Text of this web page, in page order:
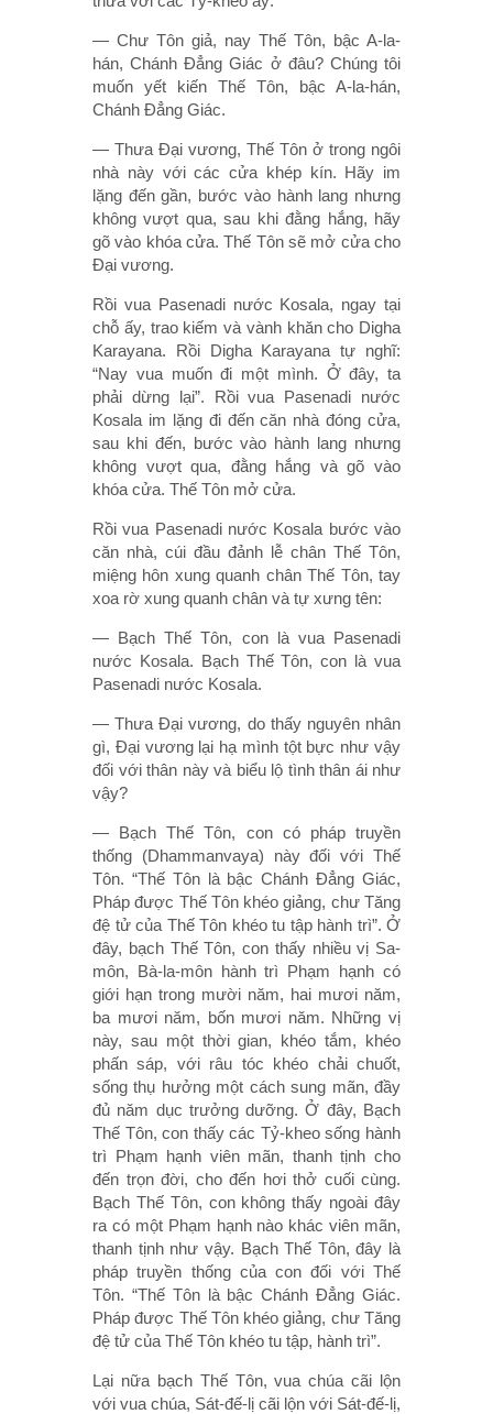
— Chư Tôn giả, nay Thế Tôn, bậc A-la-
hán, Chánh Ðẳng Giác ở đâu? Chúng tôi
muốn yết kiến Thế Tôn, bậc A-la-hán,
Chánh Ðẳng Giác.
— Thưa Ðại vương, Thế Tôn ở trong ngôi
nhà này với các cửa khép kín. Hãy im
lặng đến gần, bước vào hành lang nhưng
không vượt qua, sau khi đằng hắng, hãy
gõ vào khóa cửa. Thế Tôn sẽ mở cửa cho
Ðại vương.
Rồi vua Pasenadi nước Kosala, ngay tại
chỗ ấy, trao kiếm và vành khăn cho Digha
Karayana. Rồi Digha Karayana tự nghĩ:
“Nay vua muốn đi một mình. Ở đây, ta
phải dừng lại”. Rồi vua Pasenadi nước
Kosala im lặng đi đến căn nhà đóng cửa,
sau khi đến, bước vào hành lang nhưng
không vượt qua, đằng hắng và gõ vào
khóa cửa. Thế Tôn mở cửa.
Rồi vua Pasenadi nước Kosala bước vào
căn nhà, cúi đầu đảnh lễ chân Thế Tôn,
miệng hôn xung quanh chân Thế Tôn, tay
xoa rờ xung quanh chân và tự xưng tên:
— Bạch Thế Tôn, con là vua Pasenadi
nước Kosala. Bạch Thế Tôn, con là vua
Pasenadi nước Kosala.
— Thưa Ðại vương, do thấy nguyên nhân
gì, Ðại vương lại hạ mình tột bực như vậy
đối với thân này và biểu lộ tình thân ái như
vậy?
— Bạch Thế Tôn, con có pháp truyền
thống (Dhammanvaya) này đối với Thế
Tôn. “Thế Tôn là bậc Chánh Ðẳng Giác,
Pháp được Thế Tôn khéo giảng, chư Tăng
đệ tử của Thế Tôn khéo tu tập hành trì”. Ở
đây, bạch Thế Tôn, con thấy nhiều vị Sa-
môn, Bà-la-môn hành trì Phạm hạnh có
giới hạn trong mười năm, hai mươi năm,
ba mươi năm, bốn mươi năm. Những vị
này, sau một thời gian, khéo tắm, khéo
phấn sáp, với râu tóc khéo chải chuốt,
sống thụ hưởng một cách sung mãn, đầy
đủ năm dục trưởng dưỡng. Ở đây, Bạch
Thế Tôn, con thấy các Tỷ-kheo sống hành
trì Phạm hạnh viên mãn, thanh tịnh cho
đến trọn đời, cho đến hơi thở cuối cùng.
Bạch Thế Tôn, con không thấy ngoài đây
ra có một Phạm hạnh nào khác viên mãn,
thanh tịnh như vậy. Bạch Thế Tôn, đây là
pháp truyền thống của con đối với Thế
Tôn. “Thế Tôn là bậc Chánh Ðẳng Giác.
Pháp được Thế Tôn khéo giảng, chư Tăng
đệ tử của Thế Tôn khéo tu tập, hành trì”.
Lại nữa bạch Thế Tôn, vua chúa cãi lộn
với vua chúa, Sát-đế-lị cãi lộn với Sát-đế-lị,